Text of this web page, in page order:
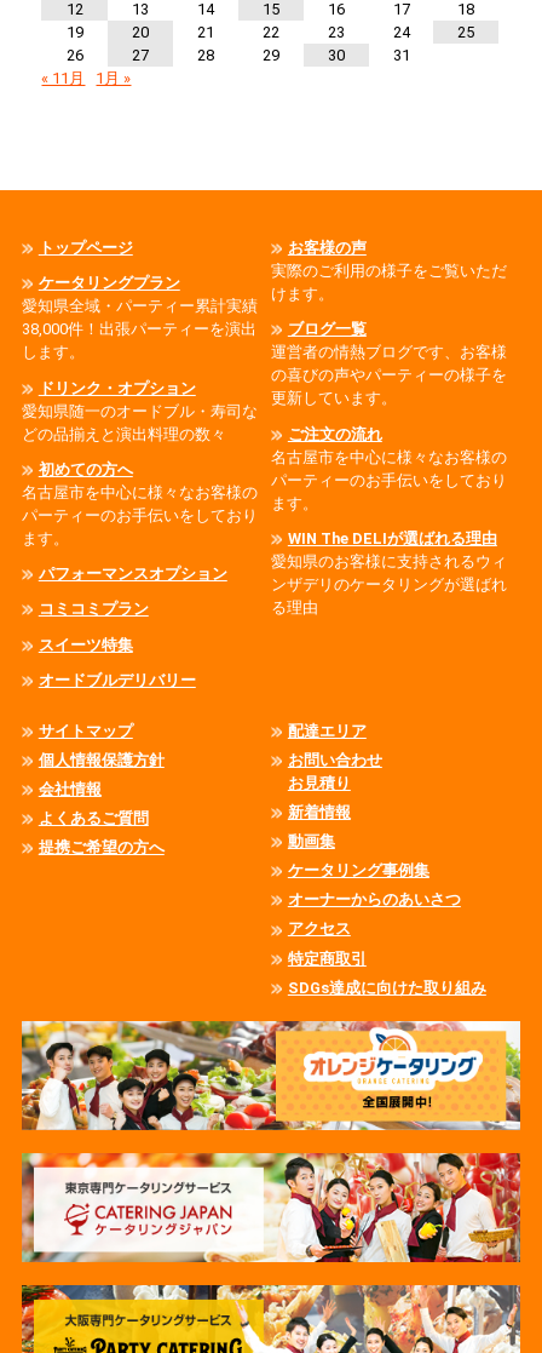
12 13 14 15 16 17
18
19
20 21 22 23 24
25
26
27 28 29 30
31
« 11月
1月 »
トップページ
ケータリングプラン
愛知県全域・パーティー累計実績
38,000件！出張パーティーを演出
します。
ドリンク・オプション
愛知県随一のオードブル・寿司な
どの品揃えと演出料理の数々
初めての方へ
名古屋市を中心に様々なお客様の
パーティーのお手伝いをしており
ます。
パフォーマンスオプション
コミコミプラン
スイーツ特集
オードブルデリバリー
お客様の声
実際のご利用の様子をご覧いただ
けます。
ブログ一覧
運営者の情熱ブログです、お客様
の喜びの声やパーティーの様子を
更新しています。
ご注文の流れ
名古屋市を中心に様々なお客様の
パーティーのお手伝いをしており
ます。
WIN The DELIが選ばれる理由
愛知県のお客様に支持されるウィ
ンザデリのケータリングが選ばれ
る理由
サイトマップ
個人情報保護方針
会社情報
よくあるご質問
提携ご希望の方へ
配達エリア
お問い合わせ
お見積り
新着情報
動画集
ケータリング事例集
オーナーからのあいさつ
アクセス
特定商取引
SDGs達成に向けた取り組み